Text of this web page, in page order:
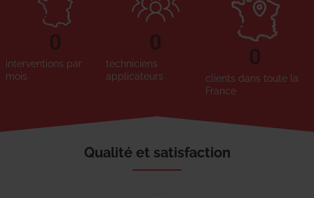
interventions par
mois
0
techniciens
applicateurs
0
clients dans toute la
France
0
Qualité et satisfaction